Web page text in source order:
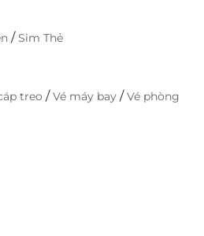
/Sim Thẻ
treo /Vé máy bay /Vé phòng